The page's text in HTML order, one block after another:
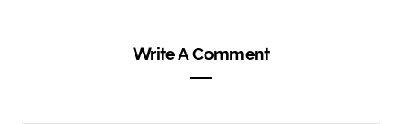
Write A Comment